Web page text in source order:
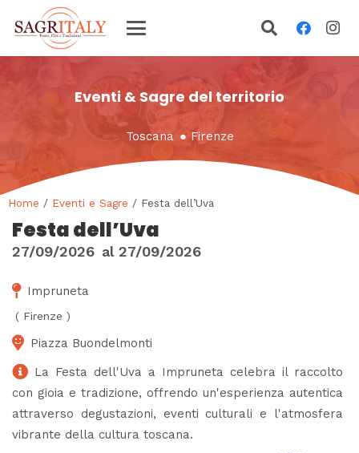
Eventi & Sagre del territorio
Toscana ● Firenze
Home / Eventi e Sagre / Festa dell’Uva
Festa dell’Uva
27/09/2026 al 27/09/2026
Impruneta
( Firenze )
Piazza Buondelmonti
La Festa dell'Uva a Impruneta celebra il raccolto
con gioia e tradizione, offrendo un'esperienza autentica
attraverso degustazioni, eventi culturali e l'atmosfera
vibrante della cultura toscana.